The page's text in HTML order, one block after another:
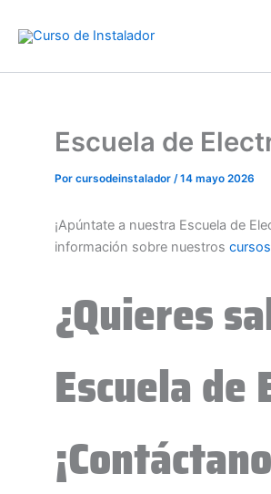
Escuela de
Por cursodeinstalador /14 mayo 2026
¡Apúntate a nuestra Escuela de
información sobre nuestros cursos
¿Quieres
Escuela de